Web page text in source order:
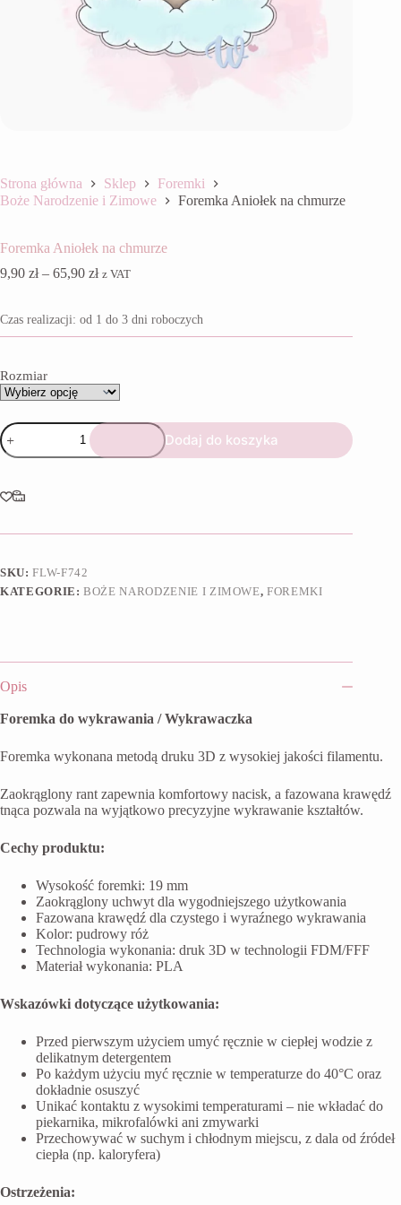
Strona główna Sklep
Foremki
Boże Narodzenie i Zimowe
Foremka Aniołek na chmurze
Foremka Aniołek na chmurze
9,90 zł – 65,90 złZakres
9,90 zł
do
z VAT
Czas realizacji: od 1 do 3 dni roboczych
Rozmiar
ilość
Foremka
Aniołek
chmurze
Dodaj do koszyka
SKU:FLW-F742
KATEGORIE:BOŻE NARODZENIE I ZIMOWE,FOREMKI
Opis
Foremka do wykrawania / Wykrawaczka
Foremka wykonana metodą druku 3D z wysokiej jakości filamentu.
Zaokrąglony rant zapewnia komfortowy nacisk, a fazowana krawędź
tnąca pozwala na wyjątkowo precyzyjne wykrawanie kształtów.
Cechy produktu:
Wysokość foremki: 19 mm
Zaokrąglony uchwyt dla wygodniejszego użytkowania
Fazowana krawędź dla czystego i wyraźnego wykrawania
Kolor: pudrowy róż
Technologia wykonania: druk 3D w technologii FDM/FFF
Materiał wykonania: PLA
Wskazówki dotyczące użytkowania:
Przed pierwszym użyciem umyć ręcznie w ciepłej wodzie z
delikatnym detergentem
Po każdym użyciu myć ręcznie w temperaturze do 40°C oraz
dokładnie osuszyć
Unikać kontaktu z wysokimi temperaturami – nie wkładać do
piekarnika, mikrofalówki ani zmywarki
Przechowywać w suchym i chłodnym miejscu, z dala od źródeł
ciepła (np. kaloryfera)
Ostrzeżenia: